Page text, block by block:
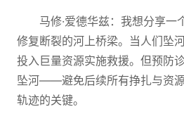
马修·爱德华兹：我想分享一
修复断裂的河上桥梁。当人们坠
投入巨量资源实施救援。但预防
坠河——避免后续所有挣扎与资
轨迹的关键。